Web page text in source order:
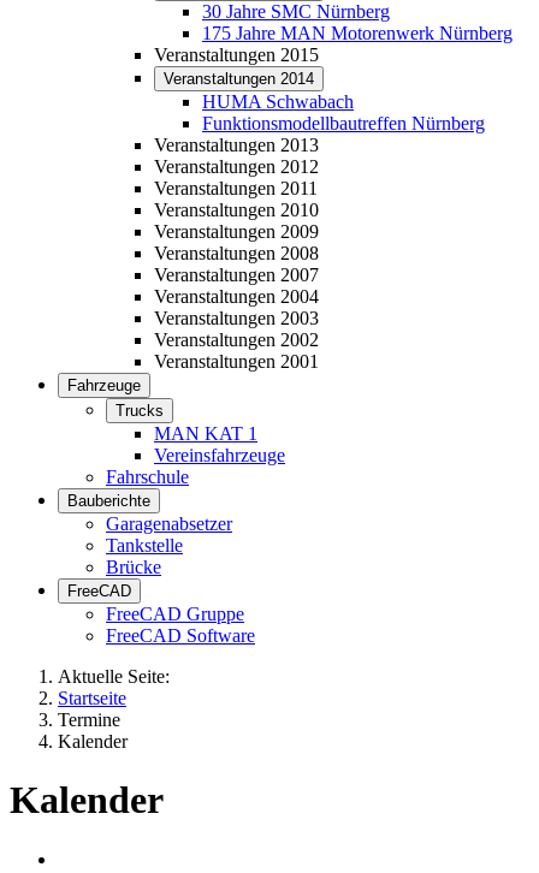
30 Jahre SMC Nürnberg
175 Jahre MAN Motorenwerk Nürnberg
Veranstaltungen 2015
Veranstaltungen 2014
HUMA Schwabach
Funktionsmodellbautreffen Nürnberg
Veranstaltungen 2013
Veranstaltungen 2012
Veranstaltungen 2011
Veranstaltungen 2010
Veranstaltungen 2009
Veranstaltungen 2008
Veranstaltungen 2007
Veranstaltungen 2004
Veranstaltungen 2003
Veranstaltungen 2002
Veranstaltungen 2001
Fahrzeuge
Trucks
MAN KAT 1
Vereinsfahrzeuge
Fahrschule
Bauberichte
Garagenabsetzer
Tankstelle
Brücke
FreeCAD
FreeCAD Gruppe
FreeCAD Software
Aktuelle Seite:
Startseite
Termine
Kalender
Kalender